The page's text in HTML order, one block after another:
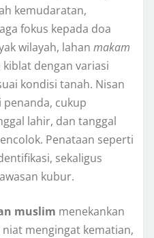
kemudaratan,
fokus kepada doa
wilayah, lahan makam
dengan variasi
kondisi tanah. Nisan
cukup
lahir, dan tanggal
Penataan seperti
sekaligus
kubur.
muslim menekankan
mengingat kematian,